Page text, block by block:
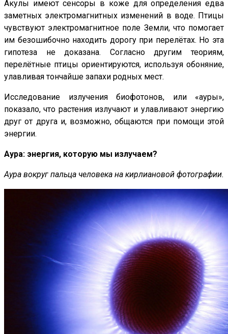
Акулы имеют сенсоры в коже для определения едва
заметных электромагнитных изменений в воде. Птицы
чувствуют электромагнитное поле Земли, что помогает
им безошибочно находить дорогу при перелётах. Но эта
гипотеза не доказана. Согласно другим теориям,
перелётные птицы ориентируются, используя обоняние,
улавливая тончайше запахи родных мест.
Исследование излучения биофотонов, или «ауры»,
показало, что растения излучают и улавливают энергию
друг от друга и, возможно, общаются при помощи этой
энергии.
Аура: энергия, которую мы излучаем?
Аура вокруг пальца человека на кирлиановой фотографии.